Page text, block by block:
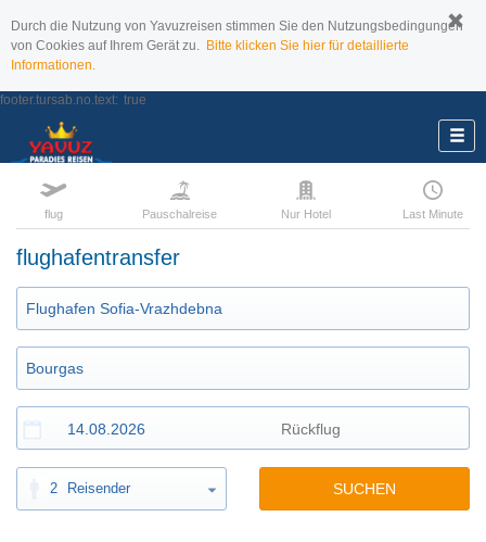
Durch die Nutzung von Yavuzreisen stimmen Sie den Nutzungsbedingungen
von Cookies auf Ihrem Gerät zu. Bitte klicken Sie hier für detaillierte
Informationen.
footer.tursab.no.text: true
flug Pauschalreise Nur Hotel Last Minute
flughafentransfer
2 Reisender SUCHEN